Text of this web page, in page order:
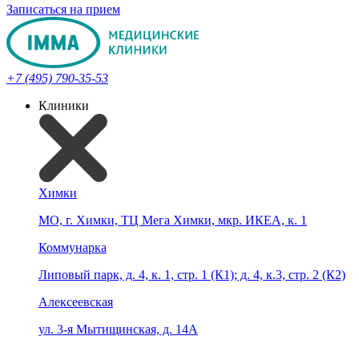
Записаться на прием
+7 (495) 790-35-53
Клиники
Химки
МО, г. Химки, ТЦ Мега Химки, мкр. ИКЕА, к. 1
Коммунарка
Липовый парк, д. 4, к. 1, стр. 1 (К1); д. 4, к.3, стр. 2 (К2)
Алексеевская
ул. 3-я Мытищинская, д. 14А